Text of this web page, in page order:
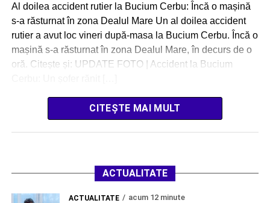
Al doilea accident rutier la Bucium Cerbu: Încă o mașină
s-a răsturnat în zona Dealul Mare Un al doilea accident
rutier a avut loc vineri după-masa la Bucium Cerbu. Încă o
mașină s-a răsturnat în zona Dealul Mare, în decurs de o
oră. Citește și: UPDATE FOTO | Accident la Bucium
CITEȘTE MAI MULT
ACTUALITATE
ACTUALITATE acum 12 minute